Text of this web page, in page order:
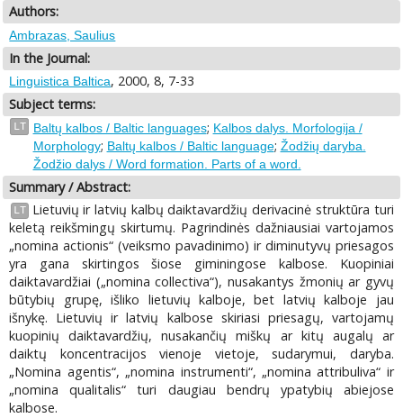
Authors:
Ambrazas, Saulius
In the Journal:
Linguistica Baltica, 2000, 8, 7-33
Subject terms:
LT Baltų kalbos / Baltic languages; Kalbos dalys. Morfologija /
Morphology; Baltų kalbos / Baltic language; Žodžių daryba.
Žodžio dalys / Word formation. Parts of a word.
Summary / Abstract:
LT
Lietuvių ir latvių kalbų daiktavardžių derivacinė struktūra turi
keletą reikšmingų skirtumų. Pagrindinės dažniausiai vartojamos
„nomina actionis“ (veiksmo pavadinimo) ir diminutyvų priesagos
yra gana skirtingos šiose giminingose kalbose. Kuopiniai
daiktavardžiai („nomina collectiva“), nusakantys žmonių ar gyvų
būtybių grupę, išliko lietuvių kalboje, bet latvių kalboje jau
išnykę. Lietuvių ir latvių kalbose skiriasi priesagų, vartojamų
kuopinių daiktavardžių, nusakančių miškų ar kitų augalų ar
daiktų koncentracijos vienoje vietoje, sudarymui, daryba.
„Nomina agentis“, „nomina instrumenti“, „nomina attribuliva“ ir
„nomina qualitalis“ turi daugiau bendrų ypatybių abiejose
kalbose.